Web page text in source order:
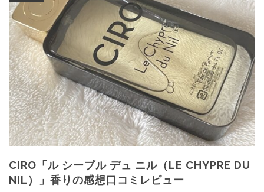
CIRO「ル シープル デュ ニル（LE CHYPRE DU
NIL）」香りの感想口コミレビュー